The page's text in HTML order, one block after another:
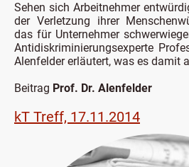
Sehen sich Arbeitnehmer
der Verletzung ihrer
das für Unternehmer
Antidiskriminierungsexperte
Alenfelder erläutert, was es damit
Beitrag Prof. Dr. Alenfelder
kT Treff, 17.11.2014